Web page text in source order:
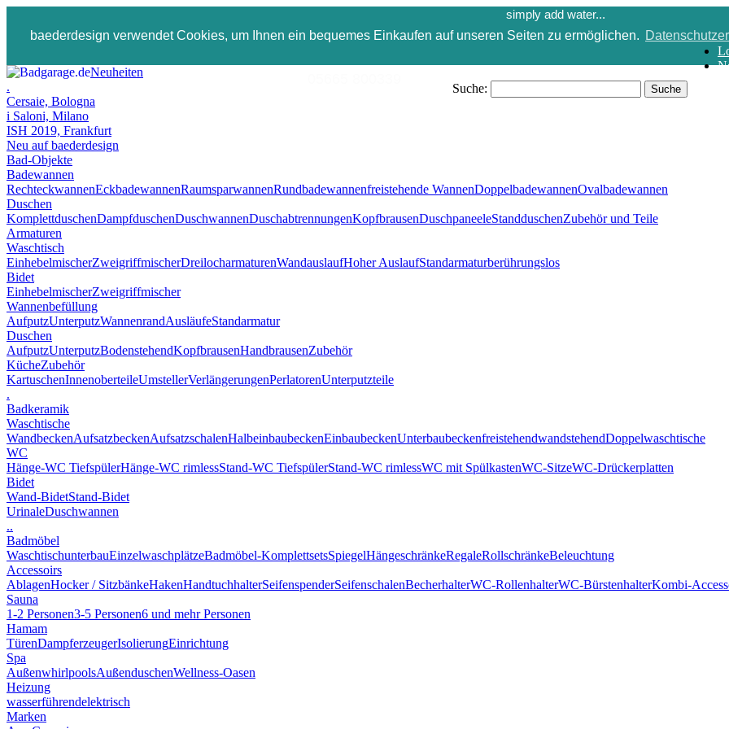
baederdesign verwendet Cookies, um Ihnen ein bequemes Einkaufen auf unseren Seiten zu ermöglichen.
simply add water...
Suche:
Suche
Neuheiten
.
Cersaie, Bologna
i Saloni, Milano
ISH 2019, Frankfurt
Neu auf baederdesign
Bad-Objekte
Badewannen
RechteckwannenEckbadewannenRaumsparwannenRundbadewannenfreistehende WannenDoppelbadewannenOvalbadewannen
Duschen
KomplettduschenDampfduschenDuschwannenDuschabtrennungenKopfbrausenDuschpaneeleStandduschenZubehör und Teile
Armaturen
Waschtisch
EinhebelmischerZweigriffmischerDreilocharmaturenWandauslaufHoher AuslaufStandarmaturberührungslos
Bidet
EinhebelmischerZweigriffmischer
Wannenbefüllung
AufputzUnterputzWannenrandAusläufeStandarmatur
Duschen
AufputzUnterputzBodenstehendKopfbrausenHandbrausenZubehör
KücheZubehör
KartuschenInnenoberteileUmstellerVerlängerungenPerlatorenUnterputzteile
.
Badkeramik
Waschtische
WandbeckenAufsatzbeckenAufsatzschalenHalbeinbaubeckenEinbaubeckenUnterbaubeckenfreistehendwandstehendDoppelwaschtische
WC
Hänge-WC TiefspülerHänge-WC rimlessStand-WC TiefspülerStand-WC rimlessWC mit SpülkastenWC-SitzeWC-Drückerplatten
Bidet
Wand-BidetStand-Bidet
UrinaleDuschwannen
..
Badmöbel
WaschtischunterbauEinzelwaschplätzeBadmöbel-KomplettsetsSpiegelHängeschränkeRegaleRollschränkeBeleuchtung
Accessoirs
AblagenHocker / SitzbänkeHakenHandtuchhalterSeifenspenderSeifenschalenBecherhalterWC-RollenhalterWC-BürstenhalterKombi-
Sauna
1-2 Personen3-5 Personen6 und mehr Personen
Hamam
TürenDampferzeugerIsolierungEinrichtung
Spa
AußenwhirlpoolsAußenduschenWellness-Oasen
Heizung
wasserführendelektrisch
Marken